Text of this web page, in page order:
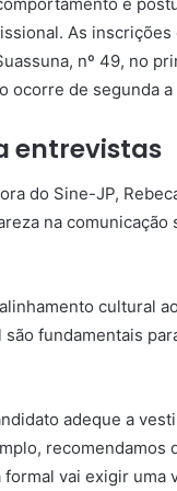
As
nº 49, no
ocorre de segunda
entrevistas
do Sine-JP,
na
cultural
fundamentais
adeque a
vai exigir uma